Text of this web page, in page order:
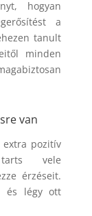
hogyan
a
tanult
minden
van
extra pozitív
vele
érzéseit.
és légy ott